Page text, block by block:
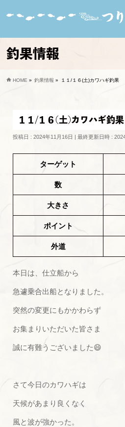
釣果情報
HOME » 釣果情報 » １１/１６(土)カワハギ釣果
１１/１６(土)カワハギ釣果
投稿日 : 2024年11月16日 最終更新日時 :
ターゲット
数
大きさ
ポイント
外道
本日は、仕立船から
急遽乗合出船となりました。
突然の変更にもかかわらず
お集まりいただいた皆さま
誠に有難うございました😄
さて今日のカワハギは
天候があまり良くなく
風と波が強かった。